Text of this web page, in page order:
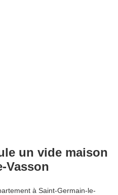
un vide maison
Vasson
à Saint-Germain-le-